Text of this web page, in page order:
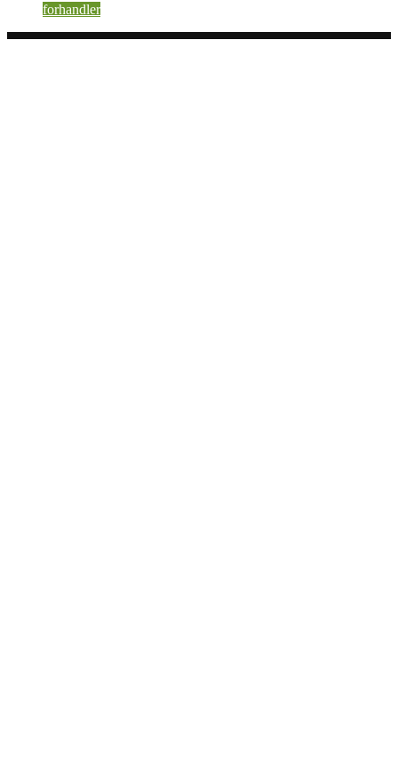
forhandler